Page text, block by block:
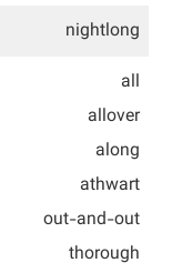
nightlong
all
allover
along
athwart
out-and-out
thorough